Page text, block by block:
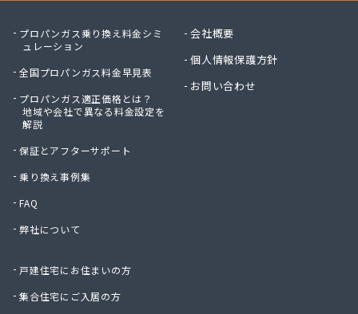
有限会社ヨコガワ
有限会社越智商会
有限会社吉井プロパン
有限会社玉川液化ガス
有限会社溝田石油
有限会社坂東ガス店
有限会社三翔ガス
有限会社小野商店
有限会社昭英ガス
有限会社椙野ガス
有限会社石丸ガス商会
プロパンガス乗り換え料金シミ
ュレーション
全国プロパンガス料金早見表
プロパンガス適正価格とは？
地域や会社で異なる料金設定を
解説
保証とアフターサポート
乗り換え事例集
FAQ
弊社について
戸建住宅にお住まいの方
集合住宅にご入居の方
会社概要
個人情報保護方針
お問い合わせ